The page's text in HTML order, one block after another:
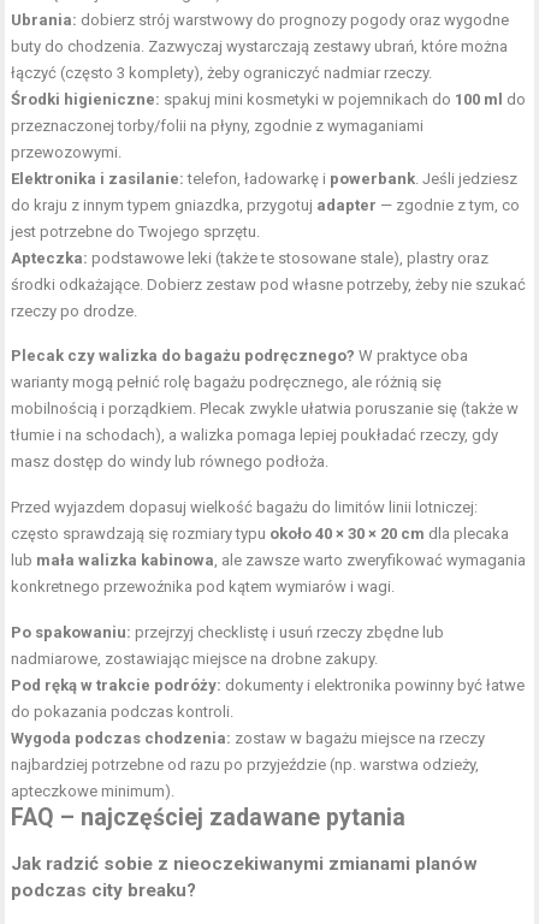
Ubrania: dobierz strój warstwowy do prognozy pogody oraz wygodne
buty do chodzenia. Zazwyczaj wystarczają zestawy ubrań, które można
łączyć (często 3 komplety), żeby ograniczyć nadmiar rzeczy.
Środki higieniczne: spakuj mini kosmetyki w pojemnikach do 100 ml do
przeznaczonej torby/folii na płyny, zgodnie z wymaganiami
przewozowymi.
Elektronika i zasilanie: telefon, ładowarkę i powerbank. Jeśli jedziesz
do kraju z innym typem gniazdka, przygotuj adapter — zgodnie z tym, co
jest potrzebne do Twojego sprzętu.
Apteczka: podstawowe leki (także te stosowane stale), plastry oraz
środki odkażające. Dobierz zestaw pod własne potrzeby, żeby nie szukać
rzeczy po drodze.
Plecak czy walizka do bagażu podręcznego? W praktyce oba
warianty mogą pełnić rolę bagażu podręcznego, ale różnią się
mobilnością i porządkiem. Plecak zwykle ułatwia poruszanie się (także w
tłumie i na schodach), a walizka pomaga lepiej poukładać rzeczy, gdy
masz dostęp do windy lub równego podłoża.
Przed wyjazdem dopasuj wielkość bagażu do limitów linii lotniczej:
często sprawdzają się rozmiary typu około 40 × 30 × 20 cm dla plecaka
lub mała walizka kabinowa, ale zawsze warto zweryfikować wymagania
konkretnego przewoźnika pod kątem wymiarów i wagi.
Po spakowaniu: przejrzyj checklistę i usuń rzeczy zbędne lub
nadmiarowe, zostawiając miejsce na drobne zakupy.
Pod ręką w trakcie podróży: dokumenty i elektronika powinny być łatwe
do pokazania podczas kontroli.
Wygoda podczas chodzenia: zostaw w bagażu miejsce na rzeczy
najbardziej potrzebne od razu po przyjeździe (np. warstwa odzieży,
apteczkowe minimum).
FAQ – najczęściej zadawane pytania
Jak radzić sobie z nieoczekiwanymi zmianami planów
podczas city breaku?